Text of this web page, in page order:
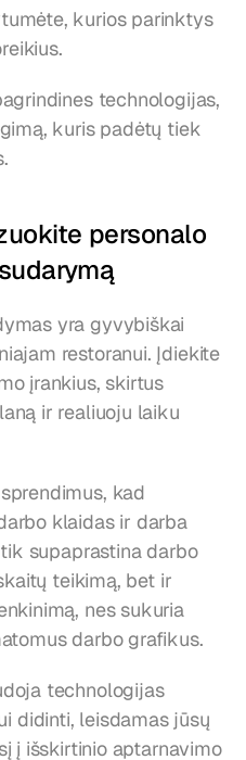
kurios parinktys
technologijas,
kuris padėtų tiek
personalo
yra gyvybiškai
restoranui. Įdiekite
įrankius, skirtus
ir realiuoju laiku
kad
klaidas ir darba
supaprastina darbo
teikimą, bet ir
nes sukuria
darbo grafikus.
technologijas
didinti, leisdamas jūsų
į išskirtinio aptarnavimo